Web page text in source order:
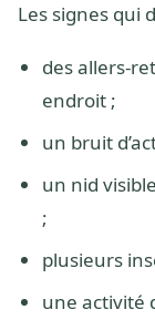
Les signes qui
des allers-
endroit ;
un bruit
un nid
;
plusieurs
une activité